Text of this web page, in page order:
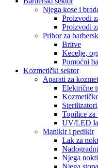
Njega kose i
Proizvodi
Proizvodi
Pribor za
Britve
Kecelje,
Pomoćni
Kozmetički sektor
Aparati za
Električne
Topilice za
UV/LED
Manikir i pedikir
Lak za
Njega